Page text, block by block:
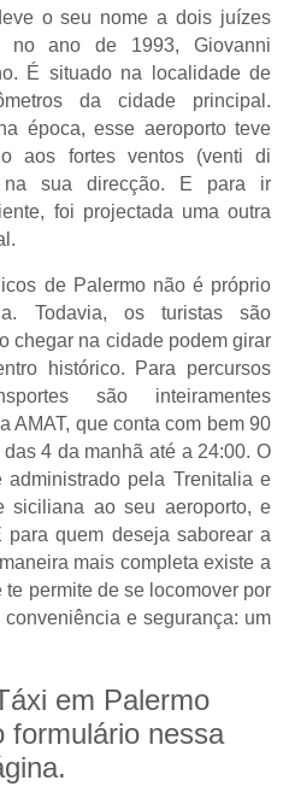
o seu nome a dois juízes
no ano de 1993, Giovanni
É situado na localidade de
da cidade principal.
época, esse aeroporto teve
aos fortes ventos (venti di
na sua direcção. E para ir
foi projectada uma outra
de Palermo não é próprio
Todavia, os turistas são
chegar na cidade podem girar
histórico. Para percursos
são inteiramentes
AMAT, que conta com bem 90
4 da manhã até a 24:00. O
pela Trenitalia e
siciliana ao seu aeroporto, e
quem deseja saborear a
mais completa existe a
permite de se locomover por
e segurança: um
em Palermo
formulário nessa